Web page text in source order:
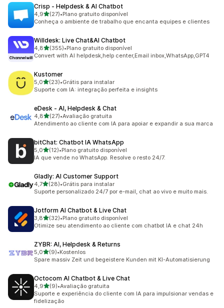
Crisp ‑ Helpdesk & AI Chatbot
4,9de 5 estrelas
(27)
27 avaliações ao todo
•Plano gratuito disponível
Conheça o ambiente de trabalho que encanta equipes e clientes
Willdesk: Live Chat&AI Chatbot
4,8de 5 estrelas
(355)
355 avaliações ao todo
•Plano gratuito disponível
Convert with AI helpdesk,help center,Email inbox,WhatsApp,GPT4
Kustomer
5,0de 5 estrelas
(23)
23 avaliações ao todo
•Grátis para instalar
Suporte com IA: integração perfeita e insights
eDesk ‑ AI, Helpdesk & Chat
4,8de 5 estrelas
(27)
27 avaliações ao todo
•Avaliação gratuita
Atendimento ao cliente com IA para apoiar e expandir a sua marca
bitChat: Chatbot IA WhatsApp
5,0de 5 estrelas
(12)
12 avaliações ao todo
•Plano gratuito disponível
IA que vende no WhatsApp. Resolve o resto 24/7.
Gladly: AI Customer Support
4,7de 5 estrelas
(28)
28 avaliações ao todo
•Grátis para instalar
Suporte personalizado 24/7 por e-mail, chat ao vivo e muito mais.
Jotform AI Chatbot & Live Chat
3,8de 5 estrelas
(32)
32 avaliações ao todo
•Plano gratuito disponível
Otimize seu atendimento ao cliente com chatbot IA e chat 24h
ZYBR: AI, Helpdesk & Returns
5,0de 5 estrelas
(9)
9 avaliações ao todo
•Kostenlos
Spare massiv Zeit und begeistere Kunden mit KI-Automatisierung
Octocom AI Chatbot & Live Chat
4,9de 5 estrelas
(9)
9 avaliações ao todo
•Avaliação gratuita
Suporte e experiência do cliente com IA para impulsionar vendas e
fidelização